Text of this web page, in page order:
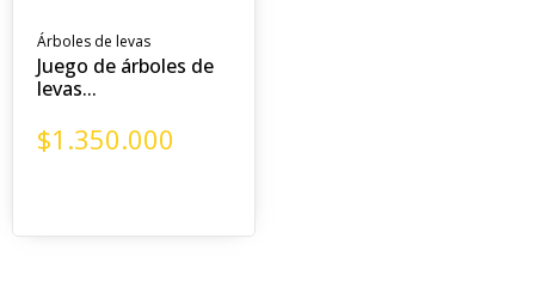
Árboles de levas
Juego de árboles de
levas...
$1.350.000